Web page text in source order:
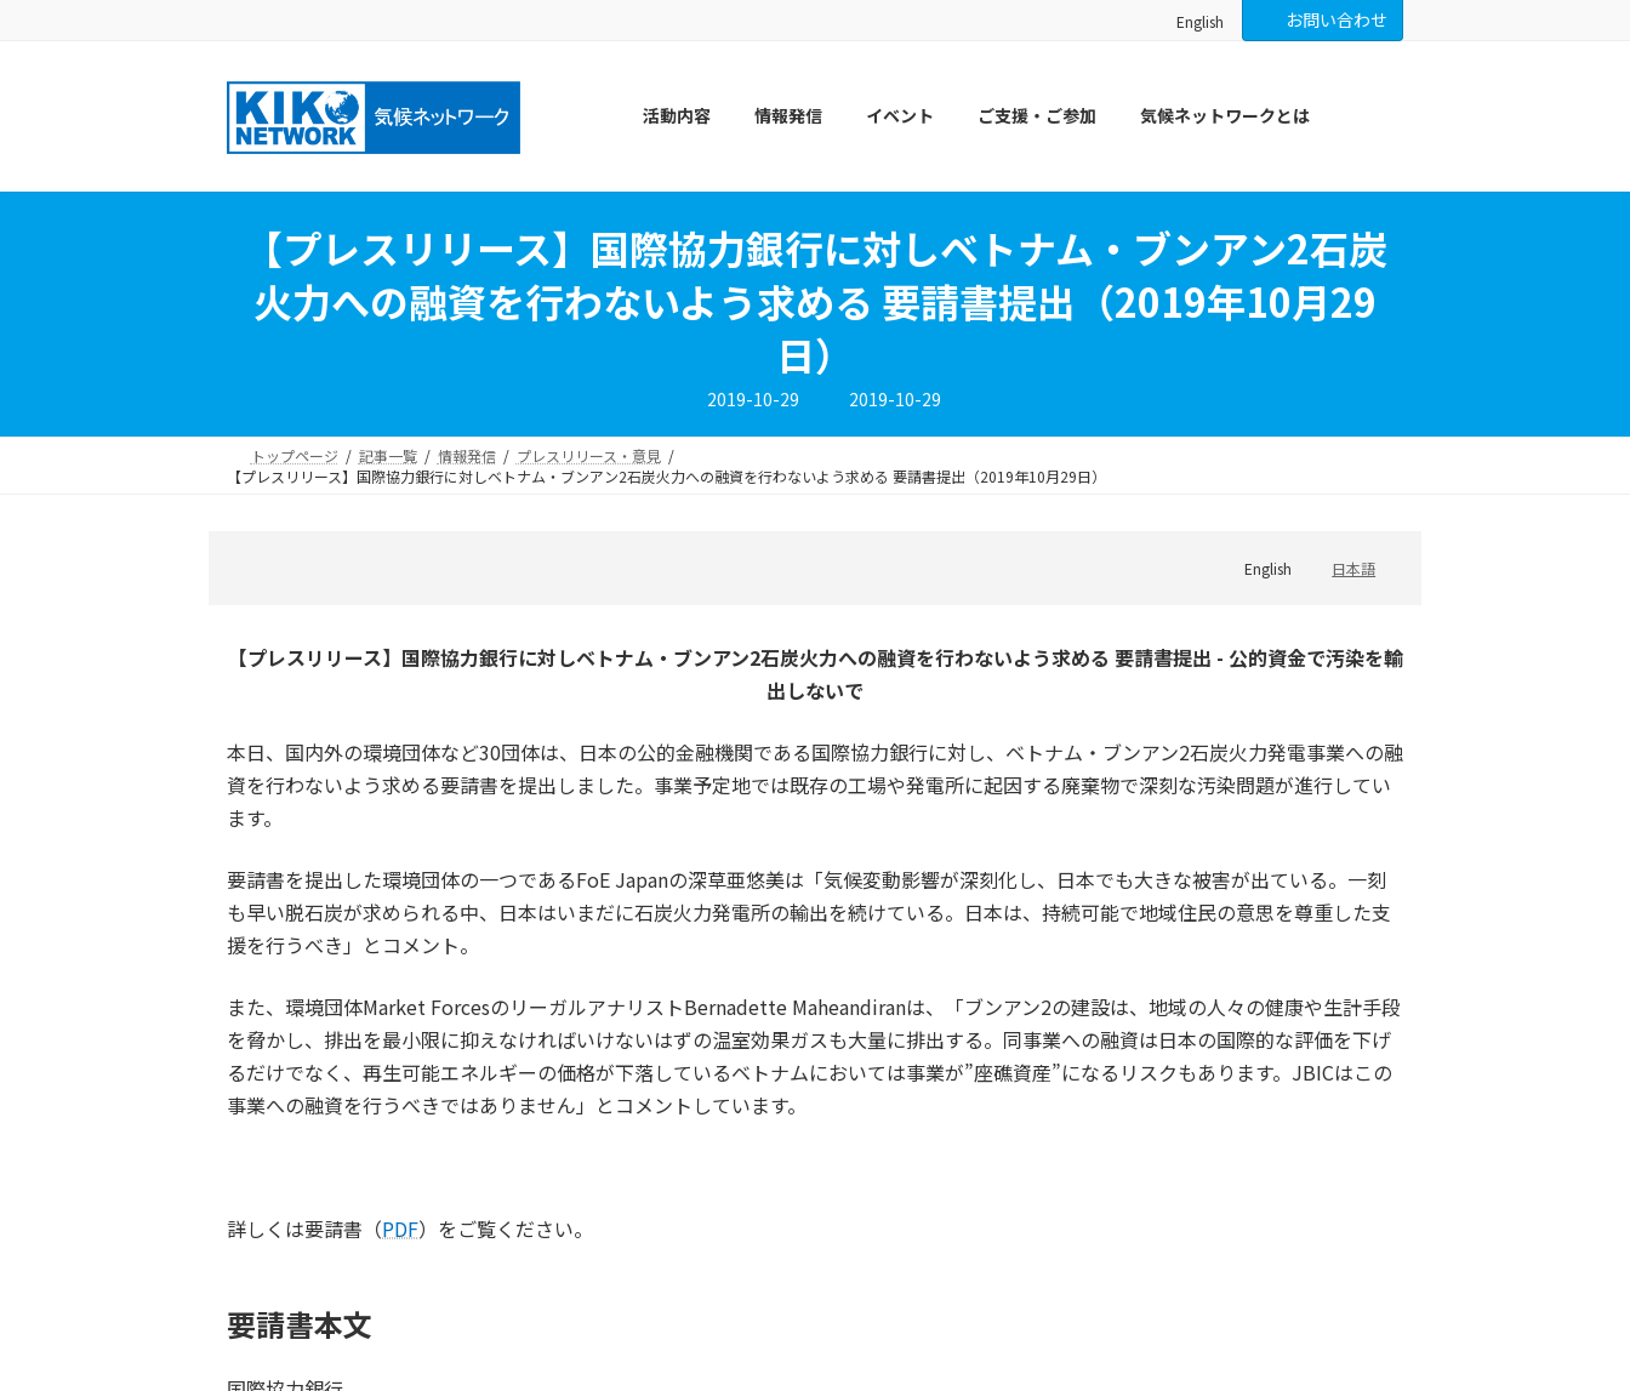
ス
ン
English お問い合わせ
活動内容 情報発信 イベント ご支援・ご参加 気候ネットワークとは
【プレスリリース】国際協力銀行に対しベトナム・ブンアン2石炭
火力への融資を行わないよう求める 要請書提出（2019年10月29
日）
2019-10-29 最
終
更
日
時
2019-10-29
トップページ 記事一覧 情報発信
プレスリリース・意見
【プレスリリース】国際協力銀行に対しベトナム・ブンアン2石炭火力への融資を行わないよう求める 要請書提出（2019年10月29日）
English 日本語
【プレスリリース】国際協力銀行に対しベトナム・ブンアン2石炭火力への融資を行わないよう求める 要請書提出 - 公的資金で汚染を輸
出しないで
本日、国内外の環境団体など30団体は、日本の公的金融機関である国際協力銀行に対し、ベトナム・ブンアン2石炭火力発電事業への融
資を行わないよう求める要請書を提出しました。事業予定地では既存の工場や発電所に起因する廃棄物で深刻な汚染問題が進行してい
ます。
要請書を提出した環境団体の一つであるFoE Japanの深草亜悠美は「気候変動影響が深刻化し、日本でも大きな被害が出ている。一刻
も早い脱石炭が求められる中、日本はいまだに石炭火力発電所の輸出を続けている。日本は、持続可能で地域住民の意思を尊重した支
援を行うべき」とコメント。
また、環境団体Market ForcesのリーガルアナリストBernadette Maheandiranは、「ブンアン2の建設は、地域の人々の健康や生計手段
を脅かし、排出を最小限に抑えなければいけないはずの温室効果ガスも大量に排出する。同事業への融資は日本の国際的な評価を下げ
るだけでなく、再生可能エネルギーの価格が下落しているベトナムにおいては事業が”座礁資産”になるリスクもあります。JBICはこの
事業への融資を行うべきではありません」とコメントしています。
詳しくは要請書（PDF）をご覧ください。
要請書本文